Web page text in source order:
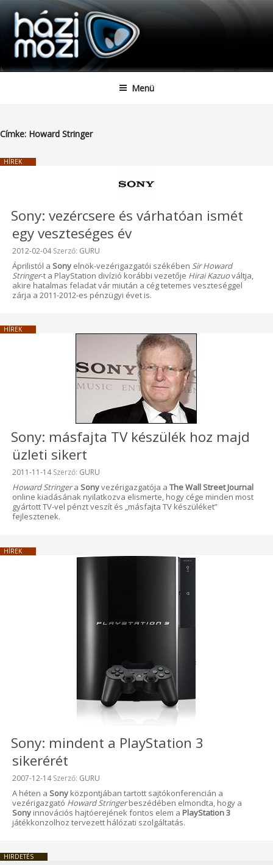
Tartalomhoz
HAZIMOZI
Menü
Címke: Howard Stringer
HÍREK
Sony: vezércsere és várhatóan ismét
egy veszteséges év
Beküldve:
2012-02-04Szerző: GURU
Áprilistól a Sony elnök-vezérigazgatói székében Sir Howard
Stringer-t a PlayStation divízió korábbi vezetője Hirai Kazuováltja,
akire hatalmas feladat vár miután a cég tetemes veszteséggel
zárja a 2011-2012-es pénzügyi évet is.
HÍREK
Sony: másfajta TV készülék hoz majd
üzleti sikert
Beküldve:
2011-11-14Szerző: GURU
Howard Stringera Sonyvezérigazgatója a The Wall Street Journal
online kiadásának nyilatkozva elismerte, hogy cége minden most
gyártott TV-vel pénzt veszít és „másfajta TV készüléket”
fejlesztenek.
HÍREK
Sony: mindent a PlayStation 3
sikerérét
Beküldve:
2007-12-14Szerző: GURU
A héten a Sony központjában tartott sajtókonferencián a
vezérigazgató Howard Stringerbeszédében elmondta, hogy a
Sony innovációs hajtóerejének fontos elem a PlayStation 3
játékkonzolhoz tervezett hálózati szolgáltatás.
HIRDETÉS